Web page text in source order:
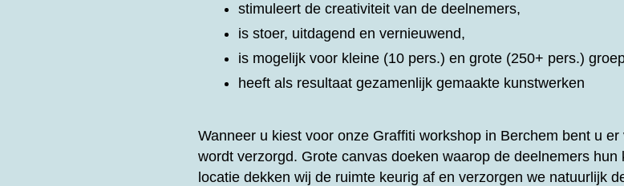
stimuleert de creativiteit van de deelnemers,
is stoer, uitdagend en vernieuwend,
is mogelijk voor kleine (10 pers.) en grote (250+ pers.)
heeft als resultaat gezamenlijk gemaakte kunstwerken
Wanneer u kiest voor onze Graffiti workshop in Berchem bent u
wordt verzorgd. Grote canvas doeken waarop de deelnemers
locatie dekken wij de ruimte keurig af en verzorgen we natuurlijk